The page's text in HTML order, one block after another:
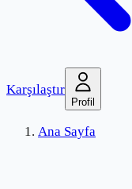
Karşılaştır
Profil
Ana Sayfa